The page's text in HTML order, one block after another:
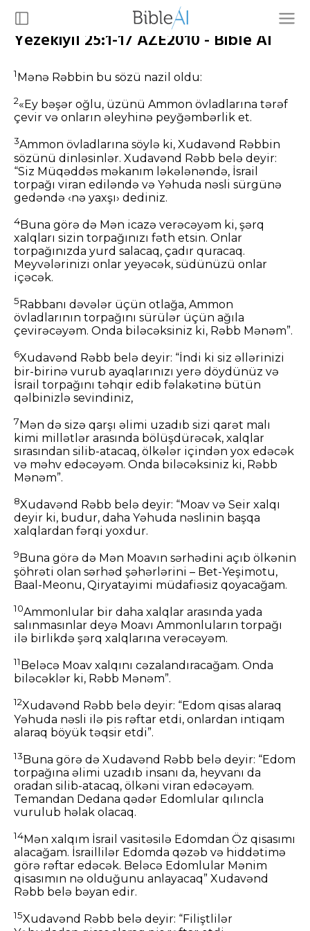
Yezekiyıl 25:1-17 AZE2010 - Bible AI
1Mənə Rəbbin bu sözü nazil oldu:
2«Ey bəşər oğlu, üzünü Ammon övladlarına tərəf
çevir və onların əleyhinə peyğəmbərlik et.
3Ammon övladlarına söylə ki, Xudavənd Rəbbin
sözünü dinləsinlər. Xudavənd Rəbb belə deyir:
“Siz Müqəddəs məkanım ləkələnəndə, İsrail
torpağı viran ediləndə və Yəhuda nəsli sürgünə
gedəndə ‹nə yaxşı› dediniz.
4Buna görə də Mən icazə verəcəyəm ki, şərq
xalqları sizin torpağınızı fəth etsin. Onlar
torpağınızda yurd salacaq, çadır quracaq.
Meyvələrinizi onlar yeyəcək, südünüzü onlar
içəcək.
5 Rabbanı dəvələr üçün otlağa, Ammon
övladlarının torpağını sürülər üçün ağıla
çevirəcəyəm. Onda biləcəksiniz ki, Rəbb Mənəm”.
6Xudavənd Rəbb belə deyir: “İndi ki siz əllərinizi
bir-birinə vurub ayaqlarınızı yerə döydünüz və
İsrail torpağını təhqir edib fəlakətinə bütün
qəlbinizlə sevindiniz,
7Mən də sizə qarşı əlimi uzadıb sizi qarət malı
kimi millətlər arasında bölüşdürəcək, xalqlar
sırasından silib-atacaq, ölkələr içindən yox edəcək
və məhv edəcəyəm. Onda biləcəksiniz ki, Rəbb
Mənəm”.
8Xudavənd Rəbb belə deyir: “Moav və Seir xalqı
deyir ki, budur, daha Yəhuda nəslinin başqa
xalqlardan fərqi yoxdur.
9 Buna görə də Mən Moavın sərhədini açıb ölkənin
şöhrəti olan sərhəd şəhərlərini – Bet-Yeşimotu,
Baal-Meonu, Qiryatayimi müdafiəsiz qoyacağam.
10Ammonlular bir daha xalqlar arasında yada
salınmasınlar deyə Moavı Ammonluların torpağı
ilə birlikdə şərq xalqlarına verəcəyəm.
11 Beləcə Moav xalqını cəzalandıracağam. Onda
biləcəklər ki, Rəbb Mənəm”.
12Xudavənd Rəbb belə deyir: “Edom qisas alaraq
Yəhuda nəsli ilə pis rəftar etdi, onlardan intiqam
alaraq böyük təqsir etdi”.
13Buna görə də Xudavənd Rəbb belə deyir: “Edom
torpağına əlimi uzadıb insanı da, heyvanı da
oradan silib-atacaq, ölkəni viran edəcəyəm.
Temandan Dedana qədər Edomlular qılıncla
vurulub həlak olacaq.
14Mən xalqım İsrail vasitəsilə Edomdan Öz qisasımı
alacağam. İsraillilər Edomda qəzəb və hiddətimə
görə rəftar edəcək. Beləcə Edomlular Mənim
qisasımın nə olduğunu anlayacaq” Xudavənd
Rəbb belə bəyan edir.
15Xudavənd Rəbb belə deyir: “Filiştlilər